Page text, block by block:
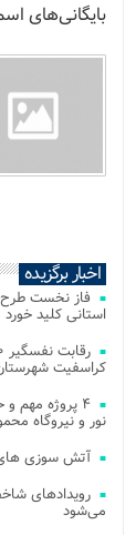
بایگانی‌های
اخبار برگزیده
فاز نخست طرح
استانی کلید خورد
کراسفیت
۴ پروژه مهم
نور و نیروگاه
آتش‌ سوزی‌ های ۲ هفته اخیر میانکاله
می‌شود